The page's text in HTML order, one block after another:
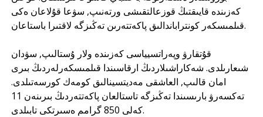
كەزىندە قايىقتىڭ قوزعالتقىشى ورتەنىپ, سۋعا قۇلاعان ەكى
قىلمىسكەر كونتراباندالىق پاكەتتەرىن تەڭىزگە لاقتىرا باستاعان.
قۇتقارۋ وپەراتسيياسى كەزىندە ولار ۇستالىپ, سۋدان
شىعارىلدى. شەكاراشىلاردىڭ ارقاسىندا قىلمىسكەرلەردىڭ بىرى
امان قالىپ, العاشقى مەديتسينالىق كومەك كورسەتىلدى.
تەكسەرۋ بارىسىندا تەڭىزگە تاستالعان پاكەتتەردىڭ بىرىنەن 11
كەلى 850 گرامم ەسىرتكى تابىلدى.